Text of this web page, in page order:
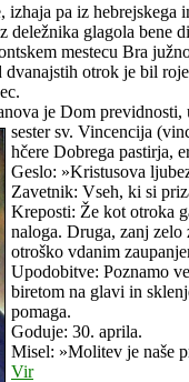
izhaja pa iz
deležnika glagola bene
mestecu Bra
otrok je bil
je Dom
sester sv. Vincencija
hčere Dobrega pastirja,
Geslo: »Kristusova
Zavetnik: Vseh, ki si
Kreposti: Že kot otroka
naloga. Druga, zanj
otroško vdanim
Upodobitve: Poznamo
biretom na glavi in
pomaga.
Goduje: 30. aprila.
Misel: »Molitev je naše
Vir